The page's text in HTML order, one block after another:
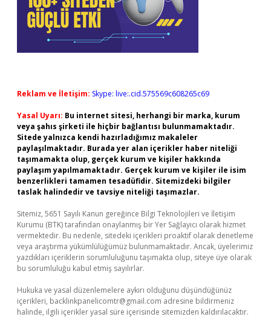
Reklam ve İletişim: Skype: live:.cid.575569c608265c69
Yasal Uyarı: Bu internet sitesi, herhangi bir marka, kurum
veya şahıs şirketi ile hiçbir bağlantısı bulunmamaktadır.
Sitede yalnızca kendi hazırladığımız makaleler
paylaşılmaktadır. Burada yer alan içerikler haber niteliği
taşımamakta olup, gerçek kurum ve kişiler hakkında
paylaşım yapılmamaktadır. Gerçek kurum ve kişiler ile isim
benzerlikleri tamamen tesadüfidir. Sitemizdeki bilgiler
taslak halindedir ve tavsiye niteliği taşımazlar.
Sitemiz, 5651 Sayılı Kanun gereğince Bilgi Teknolojileri ve İletişim
Kurumu (BTK) tarafından onaylanmış bir Yer Sağlayıcı olarak hizmet
vermektedir. Bu nedenle, sitedeki içerikleri proaktif olarak denetleme
veya araştırma yükümlülüğümüz bulunmamaktadır. Ancak, üyelerimiz
yazdıkları içeriklerin sorumluluğunu taşımakta olup, siteye üye olarak
bu sorumluluğu kabul etmiş sayılırlar.
Hukuka ve yasal düzenlemelere aykırı olduğunu düşündüğünüz
içerikleri, backlinkpanelicomtr@gmail.com adresine bildirmeniz
halinde, ilgili içerikler yasal süre içerisinde sitemizden kaldırılacaktır.